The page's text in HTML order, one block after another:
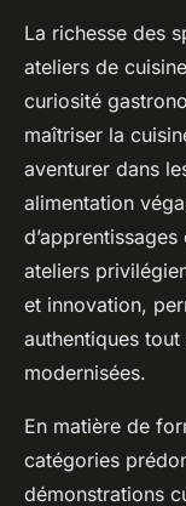
La richesse des
ateliers de
curiosité
maîtriser la
aventurer dans
alimentation
ateliers
et innovation,
authentiques
modernisées.
En matière de
catégories
démonstrations